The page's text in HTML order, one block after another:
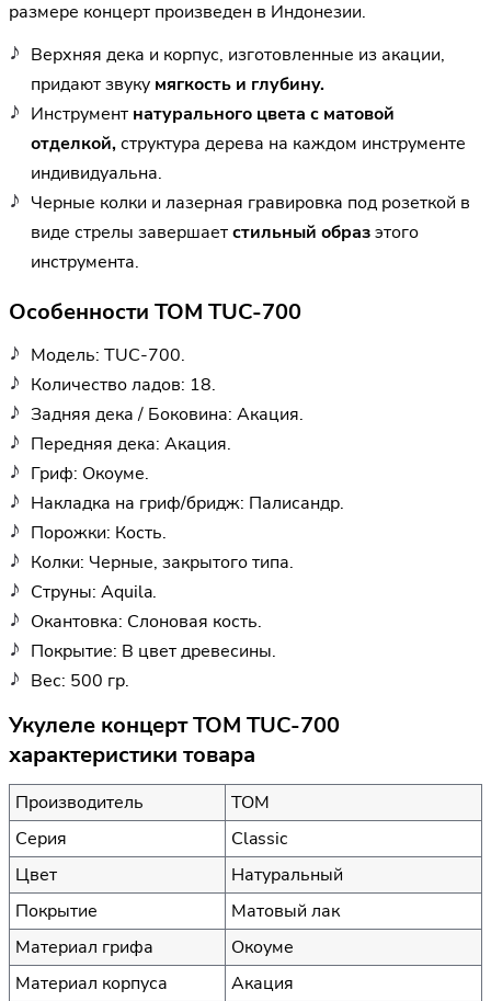
размере концерт произведен в Индонезии.
Верхняя дека и корпус, изготовленные из акации,
придают звуку мягкость и глубину.
Инструмент натурального цвета с матовой
отделкой,структура дерева на каждом инструменте
индивидуальна.
Черные колки и лазерная гравировка под розеткой в
виде стрелы завершаетстильный образэтого
инструмента.
Особенности TOM TUC-700
Модель: TUC-700.
Количество ладов: 18.
Задняя дека / Боковина: Акация.
Передняя дека: Акация.
Гриф: Окоуме.
Накладка на гриф/бридж: Палисандр.
Порожки: Кость.
Колки: Черные, закрытого типа.
Струны: Aquila.
Окантовка: Слоновая кость.
Покрытие: В цвет древесины.
Вес: 500 гр.
Укулеле концерт TOM TUC-700
характеристики товара
Производитель
TOM
Серия
Classic
Цвет
Натуральный
Покрытие
Матовый лак
Материал грифа
Окоуме
Материал корпуса
Акация